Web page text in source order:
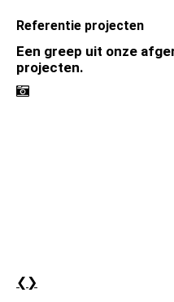
Referentie projecten
Een greep uit onze
projecten.
❮ ❯